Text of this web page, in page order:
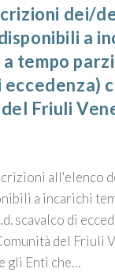
dei/
a
tempo
Friuli
all'elenco
a incarichi
scavalco di
del Friuli
gli Enti che…